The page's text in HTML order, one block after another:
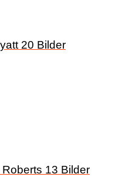
20 Bilder
13 Bilder